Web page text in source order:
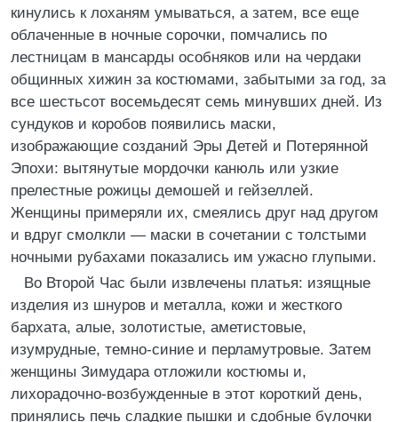
кинулись к лоханям умываться, а затем, все еще
облаченные в ночные сорочки, помчались по
лестницам в мансарды особняков или на чердаки
общинных хижин за костюмами, забытыми за год, за
все шестьсот восемьдесят семь минувших дней. Из
сундуков и коробов появились маски,
изображающие созданий Эры Детей и Потерянной
Эпохи: вытянутые мордочки канюль или узкие
прелестные рожицы демошей и гейзеллей.
Женщины примеряли их, смеялись друг над другом
и вдруг смолкли — маски в сочетании с толстыми
ночными рубахами показались им ужасно глупыми.
Во Второй Час были извлечены платья: изящные
изделия из шнуров и металла, кожи и жесткого
бархата, алые, золотистые, аметистовые,
изумрудные, темно-синие и перламутровые. Затем
женщины Зимудара отложили костюмы и,
лихорадочно-возбужденные в этот короткий день,
принялись печь сладкие пышки и сдобные булочки